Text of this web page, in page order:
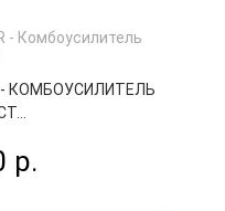
- КОМБОУСИЛИТЕЛЬ
р.